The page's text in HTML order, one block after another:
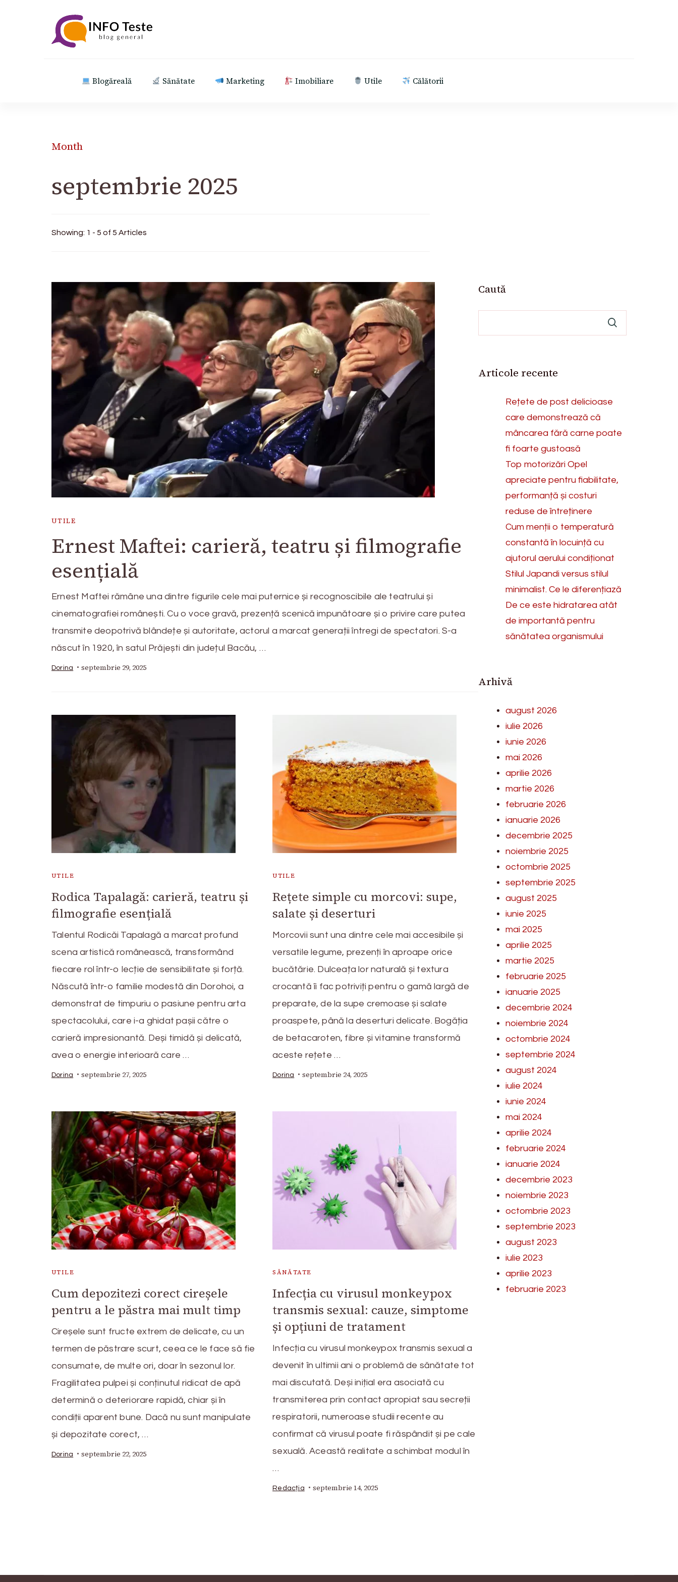
Blogăreală Sănătate Marketing Imobiliare Utile Călătorii
Month
septembrie 2025
Showing: 1 - 5 of 5 Articles
UTILE
Ernest Maftei: carieră, teatru și filmografie
esențială
Ernest Maftei rămâne una dintre figurile cele mai puternice și recognoscibile ale teatrului și
cinematografiei românești. Cu o voce gravă, prezență scenică impunătoare și o privire care putea
transmite deopotrivă blândețe și autoritate, actorul a marcat generații întregi de spectatori. S-a
născut în 1920, în satul Prăjești din județul Bacău, …
Dorina septembrie 29, 2025
UTILE
Rodica Tapalagă: carieră, teatru și
filmografie esențială
Talentul Rodicăi Tapalagă a marcat profund
scena artistică românească, transformând
fiecare rol într-o lecție de sensibilitate și forță.
Născută într-o familie modestă din Dorohoi, a
demonstrat de timpuriu o pasiune pentru arta
spectacolului, care i-a ghidat pașii către o
carieră impresionantă. Deși timidă și delicată,
avea o energie interioară care …
Dorina septembrie 27, 2025
UTILE
Rețete simple cu morcovi: supe,
salate și deserturi
Morcovii sunt una dintre cele mai accesibile și
versatile legume, prezenți în aproape orice
bucătărie. Dulceața lor naturală și textura
crocantă îi fac potriviți pentru o gamă largă de
preparate, de la supe cremoase și salate
proaspete, până la deserturi delicate. Bogăția
de betacaroten, fibre și vitamine transformă
aceste rețete …
Dorina septembrie 24, 2025
UTILE
Cum depozitezi corect cireșele
pentru a le păstra mai mult timp
Cireșele sunt fructe extrem de delicate, cu un
termen de păstrare scurt, ceea ce le face să fie
consumate, de multe ori, doar în sezonul lor.
Fragilitatea pulpei și conținutul ridicat de apă
determină o deteriorare rapidă, chiar și în
condiții aparent bune. Dacă nu sunt manipulate
și depozitate corect, …
Dorina septembrie 22, 2025
SĂNĂTATE
Infecția cu virusul monkeypox
transmis sexual: cauze, simptome
și opțiuni de tratament
Infecția cu virusul monkeypox transmis sexual a
devenit în ultimii ani o problemă de sănătate tot
mai discutată. Deși inițial era asociată cu
transmiterea prin contact apropiat sau secreții
respiratorii, numeroase studii recente au
confirmat că virusul poate fi răspândit și pe cale
sexuală. Această realitate a schimbat modul în
…
Redacția septembrie 14, 2025
Caută
Articole recente
Rețete de post delicioase
care demonstrează că
mâncarea fără carne poate
fi foarte gustoasă
Top motorizări Opel
apreciate pentru fiabilitate,
performanță și costuri
reduse de întreținere
Cum menții o temperatură
constantă în locuință cu
ajutorul aerului condiționat
Stilul Japandi versus stilul
minimalist. Ce le diferențiază
De ce este hidratarea atât
de importantă pentru
sănătatea organismului
Arhivă
august 2026
iulie 2026
iunie 2026
mai 2026
aprilie 2026
martie 2026
februarie 2026
ianuarie 2026
decembrie 2025
noiembrie 2025
octombrie 2025
septembrie 2025
august 2025
iunie 2025
mai 2025
aprilie 2025
martie 2025
februarie 2025
ianuarie 2025
decembrie 2024
noiembrie 2024
octombrie 2024
septembrie 2024
august 2024
iulie 2024
iunie 2024
mai 2024
aprilie 2024
februarie 2024
ianuarie 2024
decembrie 2023
noiembrie 2023
octombrie 2023
septembrie 2023
august 2023
iulie 2023
aprilie 2023
februarie 2023